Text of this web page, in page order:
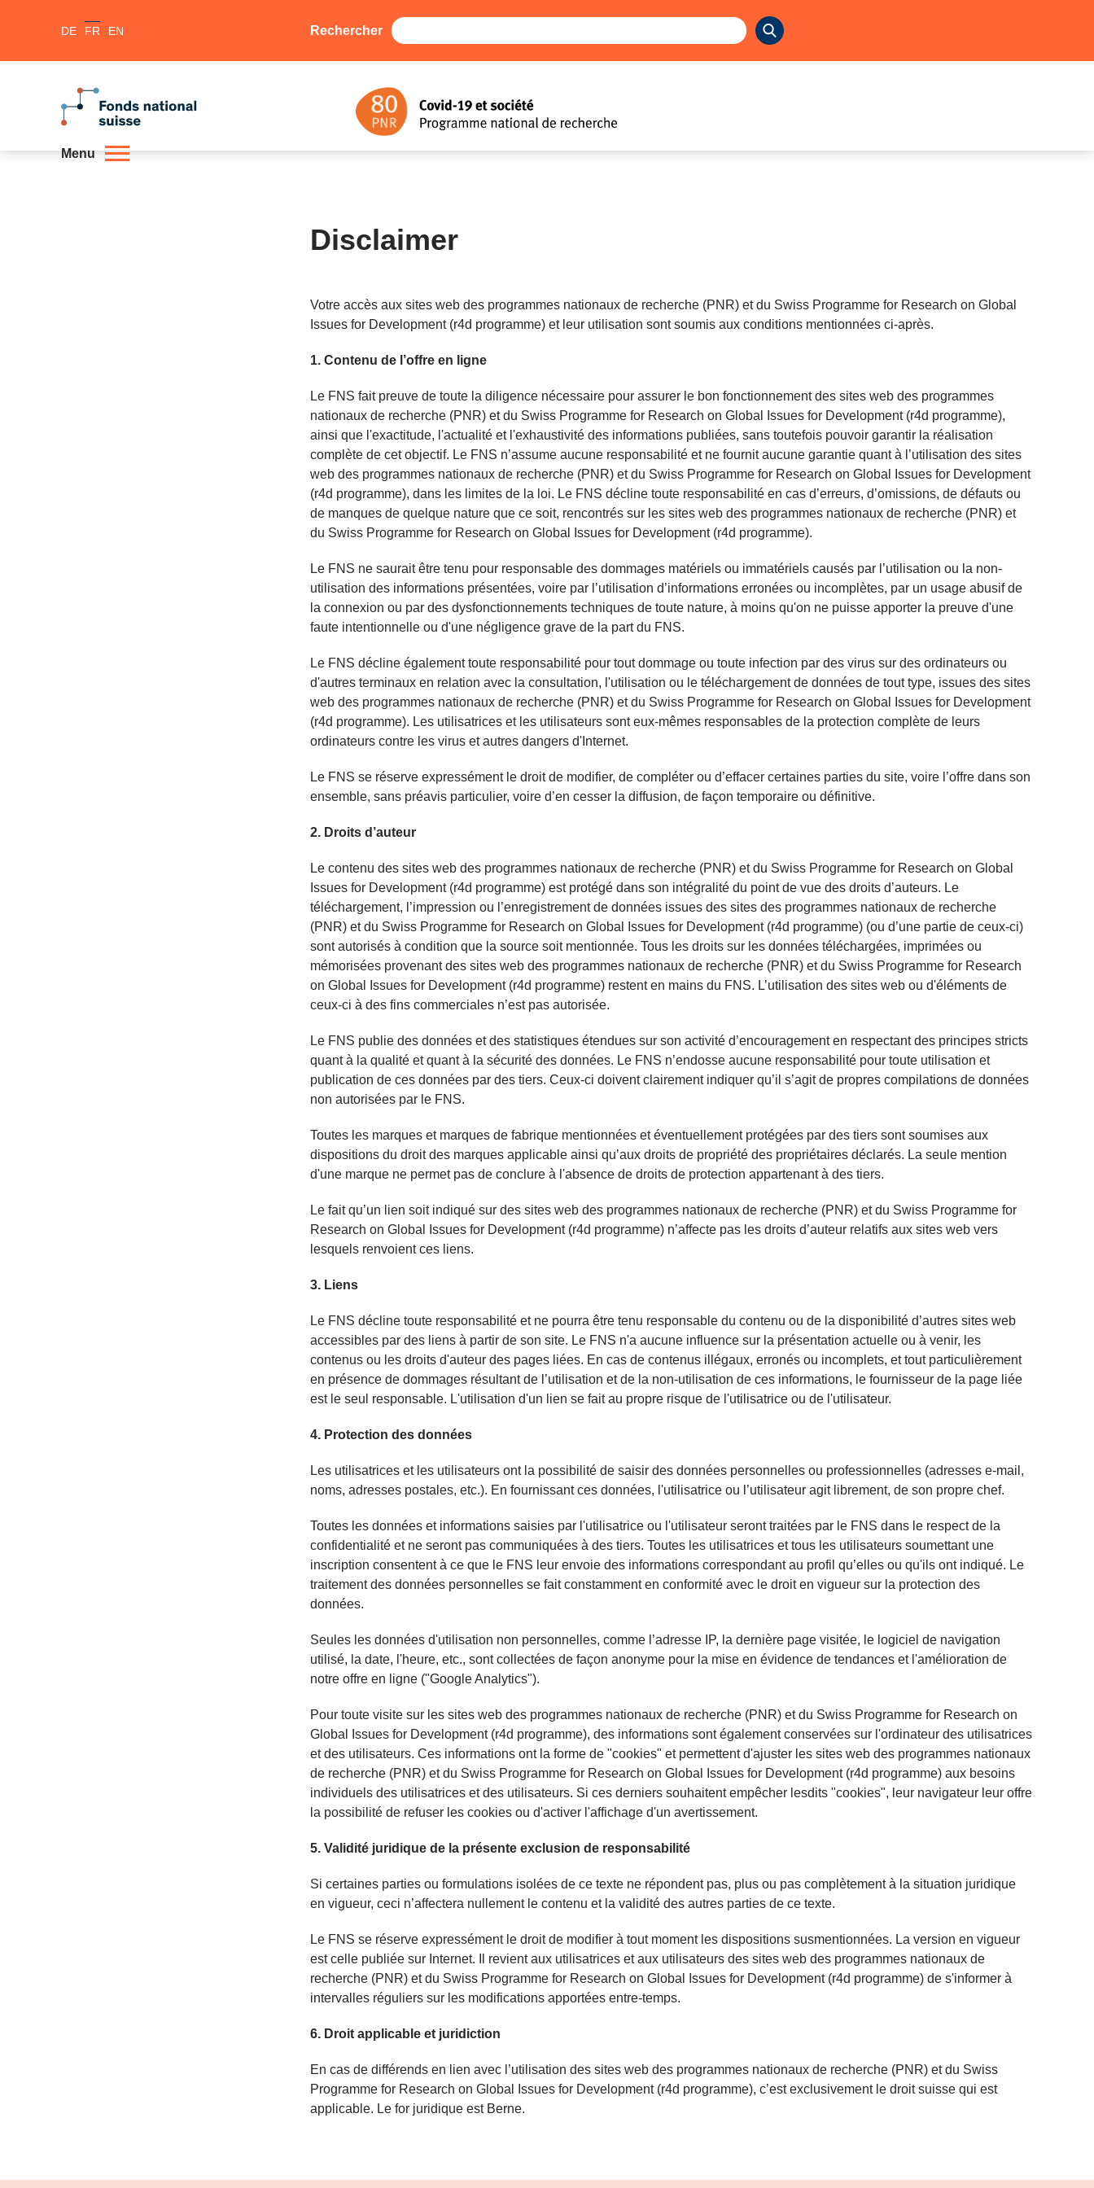
DE FR EN Rechercher
Menu
Disclaimer
Votre accès aux sites web des programmes nationaux de recherche (PNR) et du Swiss Programme for Research on Global
Issues for Development (r4d programme) et leur utilisation sont soumis aux conditions mentionnées ci-après.
1. Contenu de l’offre en ligne
Le FNS fait preuve de toute la diligence nécessaire pour assurer le bon fonctionnement des sites web des programmes
nationaux de recherche (PNR) et du Swiss Programme for Research on Global Issues for Development (r4d programme),
ainsi que l'exactitude, l'actualité et l'exhaustivité des informations publiées, sans toutefois pouvoir garantir la réalisation
complète de cet objectif. Le FNS n’assume aucune responsabilité et ne fournit aucune garantie quant à l’utilisation des sites
web des programmes nationaux de recherche (PNR) et du Swiss Programme for Research on Global Issues for Development
(r4d programme), dans les limites de la loi. Le FNS décline toute responsabilité en cas d’erreurs, d’omissions, de défauts ou
de manques de quelque nature que ce soit, rencontrés sur les sites web des programmes nationaux de recherche (PNR) et
du Swiss Programme for Research on Global Issues for Development (r4d programme).
Le FNS ne saurait être tenu pour responsable des dommages matériels ou immatériels causés par l’utilisation ou la non-
utilisation des informations présentées, voire par l’utilisation d’informations erronées ou incomplètes, par un usage abusif de
la connexion ou par des dysfonctionnements techniques de toute nature, à moins qu'on ne puisse apporter la preuve d'une
faute intentionnelle ou d'une négligence grave de la part du FNS.
Le FNS décline également toute responsabilité pour tout dommage ou toute infection par des virus sur des ordinateurs ou
d'autres terminaux en relation avec la consultation, l'utilisation ou le téléchargement de données de tout type, issues des sites
web des programmes nationaux de recherche (PNR) et du Swiss Programme for Research on Global Issues for Development
(r4d programme). Les utilisatrices et les utilisateurs sont eux-mêmes responsables de la protection complète de leurs
ordinateurs contre les virus et autres dangers d'Internet.
Le FNS se réserve expressément le droit de modifier, de compléter ou d’effacer certaines parties du site, voire l’offre dans son
ensemble, sans préavis particulier, voire d’en cesser la diffusion, de façon temporaire ou définitive.
2. Droits d’auteur
Le contenu des sites web des programmes nationaux de recherche (PNR) et du Swiss Programme for Research on Global
Issues for Development (r4d programme) est protégé dans son intégralité du point de vue des droits d’auteurs. Le
téléchargement, l’impression ou l’enregistrement de données issues des sites des programmes nationaux de recherche
(PNR) et du Swiss Programme for Research on Global Issues for Development (r4d programme) (ou d’une partie de ceux-ci)
sont autorisés à condition que la source soit mentionnée. Tous les droits sur les données téléchargées, imprimées ou
mémorisées provenant des sites web des programmes nationaux de recherche (PNR) et du Swiss Programme for Research
on Global Issues for Development (r4d programme) restent en mains du FNS. L’utilisation des sites web ou d'éléments de
ceux-ci à des fins commerciales n’est pas autorisée.
Le FNS publie des données et des statistiques étendues sur son activité d’encouragement en respectant des principes stricts
quant à la qualité et quant à la sécurité des données. Le FNS n’endosse aucune responsabilité pour toute utilisation et
publication de ces données par des tiers. Ceux-ci doivent clairement indiquer qu’il s’agit de propres compilations de données
non autorisées par le FNS.
Toutes les marques et marques de fabrique mentionnées et éventuellement protégées par des tiers sont soumises aux
dispositions du droit des marques applicable ainsi qu’aux droits de propriété des propriétaires déclarés. La seule mention
d'une marque ne permet pas de conclure à l'absence de droits de protection appartenant à des tiers.
Le fait qu’un lien soit indiqué sur des sites web des programmes nationaux de recherche (PNR) et du Swiss Programme for
Research on Global Issues for Development (r4d programme) n’affecte pas les droits d’auteur relatifs aux sites web vers
lesquels renvoient ces liens.
3. Liens
Le FNS décline toute responsabilité et ne pourra être tenu responsable du contenu ou de la disponibilité d’autres sites web
accessibles par des liens à partir de son site. Le FNS n'a aucune influence sur la présentation actuelle ou à venir, les
contenus ou les droits d'auteur des pages liées. En cas de contenus illégaux, erronés ou incomplets, et tout particulièrement
en présence de dommages résultant de l’utilisation et de la non-utilisation de ces informations, le fournisseur de la page liée
est le seul responsable. L'utilisation d'un lien se fait au propre risque de l'utilisatrice ou de l'utilisateur.
4. Protection des données
Les utilisatrices et les utilisateurs ont la possibilité de saisir des données personnelles ou professionnelles (adresses e-mail,
noms, adresses postales, etc.). En fournissant ces données, l'utilisatrice ou l’utilisateur agit librement, de son propre chef.
Toutes les données et informations saisies par l'utilisatrice ou l'utilisateur seront traitées par le FNS dans le respect de la
confidentialité et ne seront pas communiquées à des tiers. Toutes les utilisatrices et tous les utilisateurs soumettant une
inscription consentent à ce que le FNS leur envoie des informations correspondant au profil qu’elles ou qu'ils ont indiqué. Le
traitement des données personnelles se fait constamment en conformité avec le droit en vigueur sur la protection des
données.
Seules les données d'utilisation non personnelles, comme l’adresse IP, la dernière page visitée, le logiciel de navigation
utilisé, la date, l'heure, etc., sont collectées de façon anonyme pour la mise en évidence de tendances et l'amélioration de
notre offre en ligne ("Google Analytics").
Pour toute visite sur les sites web des programmes nationaux de recherche (PNR) et du Swiss Programme for Research on
Global Issues for Development (r4d programme), des informations sont également conservées sur l'ordinateur des utilisatrices
et des utilisateurs. Ces informations ont la forme de "cookies" et permettent d'ajuster les sites web des programmes nationaux
de recherche (PNR) et du Swiss Programme for Research on Global Issues for Development (r4d programme) aux besoins
individuels des utilisatrices et des utilisateurs. Si ces derniers souhaitent empêcher lesdits "cookies", leur navigateur leur offre
la possibilité de refuser les cookies ou d'activer l'affichage d'un avertissement.
5. Validité juridique de la présente exclusion de responsabilité
Si certaines parties ou formulations isolées de ce texte ne répondent pas, plus ou pas complètement à la situation juridique
en vigueur, ceci n’affectera nullement le contenu et la validité des autres parties de ce texte.
Le FNS se réserve expressément le droit de modifier à tout moment les dispositions susmentionnées. La version en vigueur
est celle publiée sur Internet. Il revient aux utilisatrices et aux utilisateurs des sites web des programmes nationaux de
recherche (PNR) et du Swiss Programme for Research on Global Issues for Development (r4d programme) de s'informer à
intervalles réguliers sur les modifications apportées entre-temps.
6. Droit applicable et juridiction
En cas de différends en lien avec l’utilisation des sites web des programmes nationaux de recherche (PNR) et du Swiss
Programme for Research on Global Issues for Development (r4d programme), c’est exclusivement le droit suisse qui est
applicable. Le for juridique est Berne.